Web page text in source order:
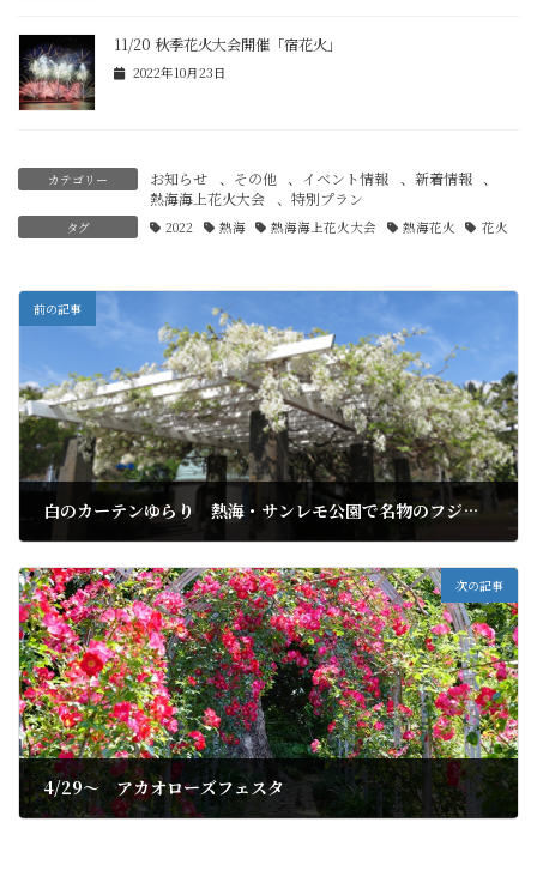
11/20 秋季花火大会開催「宿花火」
2022年10月23日
カテゴリー お知らせ 、 その他 、 イベント情報 、 新着情報 、
熱海海上花火大会 、 特別プラン
タグ 2022 熱海 熱海海上花火大会 熱海花火 花火
前の記事
白のカーテンゆらり 熱海・サンレモ公園で名物のフジ棚が見ご
次の記事
4/29～ アカオローズフェスタ